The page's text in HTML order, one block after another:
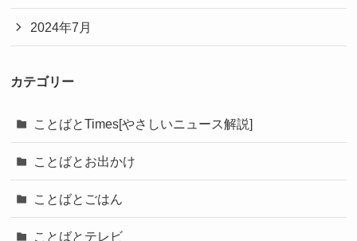
2024年7月
カテゴリー
ことばとTimes[やさしいニュース解説]
ことばとお出かけ
ことばとごはん
ことばとテレビ